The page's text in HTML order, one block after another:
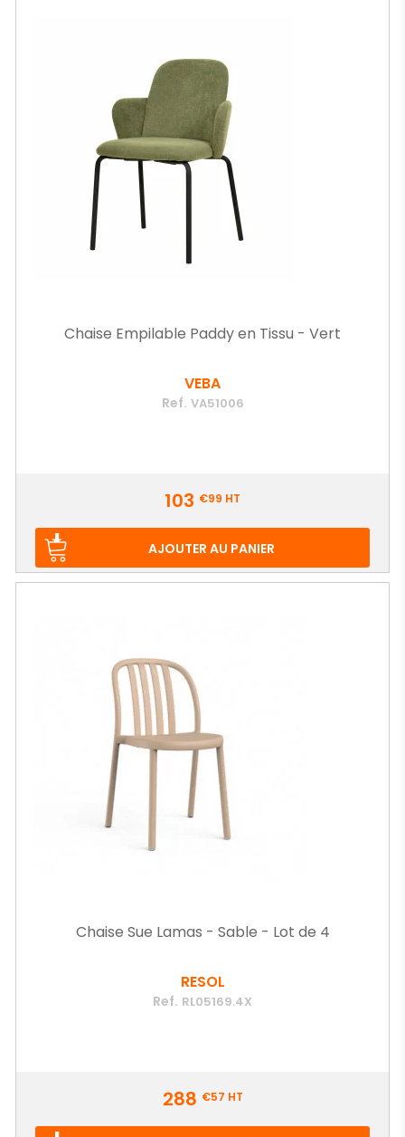
Chaise Empilable Paddy en Tissu - Vert
VEBA
Ref. VA51006
103 €99 HT
AJOUTER AU PANIER
Chaise Sue Lamas - Sable - Lot de 4
RESOL
Ref. RL05169.4X
288 €57 HT